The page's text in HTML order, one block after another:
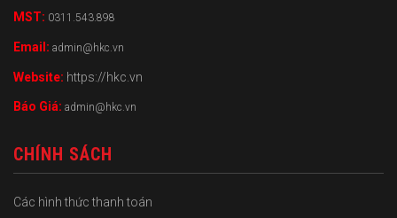
MST: 0311.543.898
Email: admin@hkc.vn
Website: https://hkc.vn
Báo Giá: admin@hkc.vn
CHÍNH SÁCH
Các hình thức thanh toán